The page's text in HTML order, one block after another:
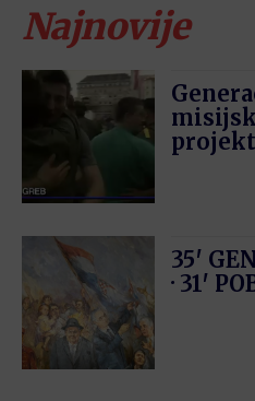
Najnovije
35′
· 31′